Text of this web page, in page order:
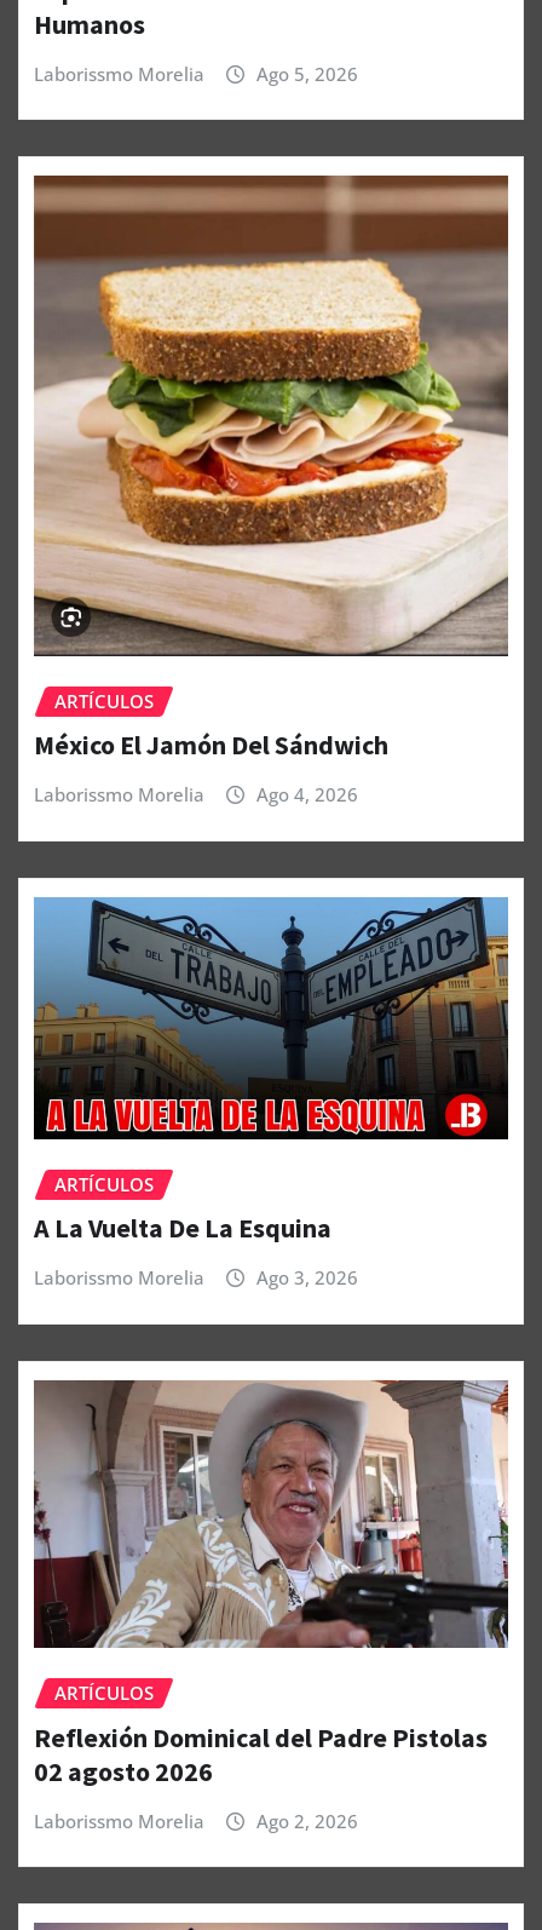
Humanos
Laborissmo Morelia Ago 5, 2026
ARTÍCULOS
México El Jamón Del Sándwich
Laborissmo Morelia Ago 4, 2026
ARTÍCULOS
A La Vuelta De La Esquina
Laborissmo Morelia Ago 3, 2026
ARTÍCULOS
Reflexión Dominical del Padre Pistolas
02 agosto 2026
Laborissmo Morelia Ago 2, 2026